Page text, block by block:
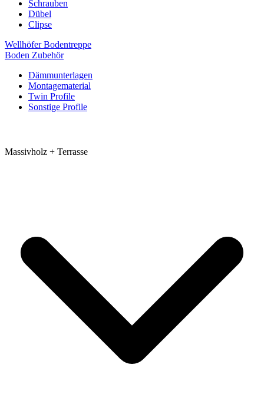
Schrauben
Dübel
Clipse
Wellhöfer Bodentreppe
Boden Zubehör
Dämmunterlagen
Montagematerial
Twin Profile
Sonstige Profile
Massivholz + Terrasse